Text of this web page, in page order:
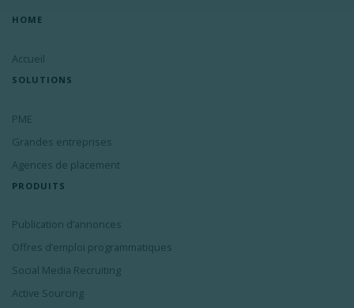
HOME
Accueil
SOLUTIONS
PME
Grandes entreprises
Agences de placement
PRODUITS
Publication d’annonces
Offres d’emploi programmatiques
Social Media Recruiting
Active Sourcing